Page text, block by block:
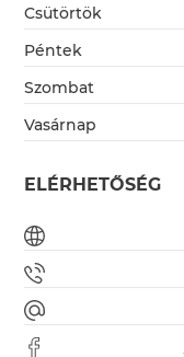
Csütörtök
Péntek
Szombat
Vasárnap
ELÉRHETŐSÉG